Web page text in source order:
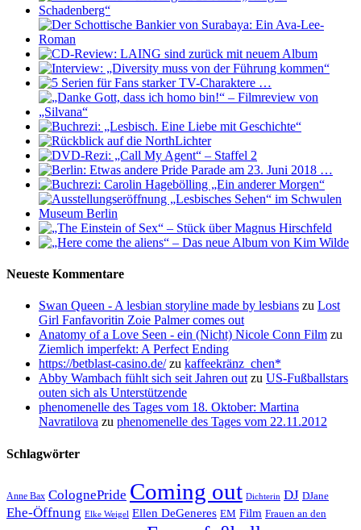
Neueste Kommentare
Swan Queen - A lesbian storyline made by lesbians zu Lost
Girl Fanfavoritin Zoie Palmer comes out
Anatomy of a Love Seen - ein (Nicht) Nicole Conn Film zu
Ziemlich imperfekt: A Perfect Ending
https://betblast-casino.de/zu kaffeekränz_chen*
Abby Wambach fühlt sich seit Jahren outzu US-Fußballstars
outen sich als Unterstützende
phenomenelle des Tages vom 18. Oktober: Martina
Navratilova zu phenomenelle des Tages vom 22.11.2012
Schlagwörter
Anne Bax ColognePride Coming out Dichterin DJ DJane
Ehe-Öffnung Elke Weigel Ellen DeGeneres EM Film Frauen an den